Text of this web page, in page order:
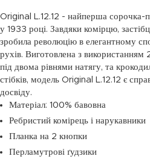
Original L.12.12 - найперша сорочка-
у 1933 році. Завдяки комірцю,
зробила революцію в елегантному
рухів. Виготовлена з використанням
під двома рівнями натягу, та
стібків, модель Original L.12.12 є
досвіду.
Матеріал: 100% бавовна
Ребристий комірець і нарукавники
Планка на 2 кнопки
Перламутрові ґудзики